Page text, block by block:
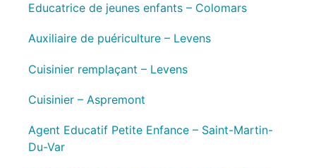
Educatrice de jeunes enfants – Colomars
Auxiliaire de puériculture – Levens
Cuisinier remplaçant – Levens
Cuisinier – Aspremont
Agent Educatif Petite Enfance – Saint-Martin-
Du-Var